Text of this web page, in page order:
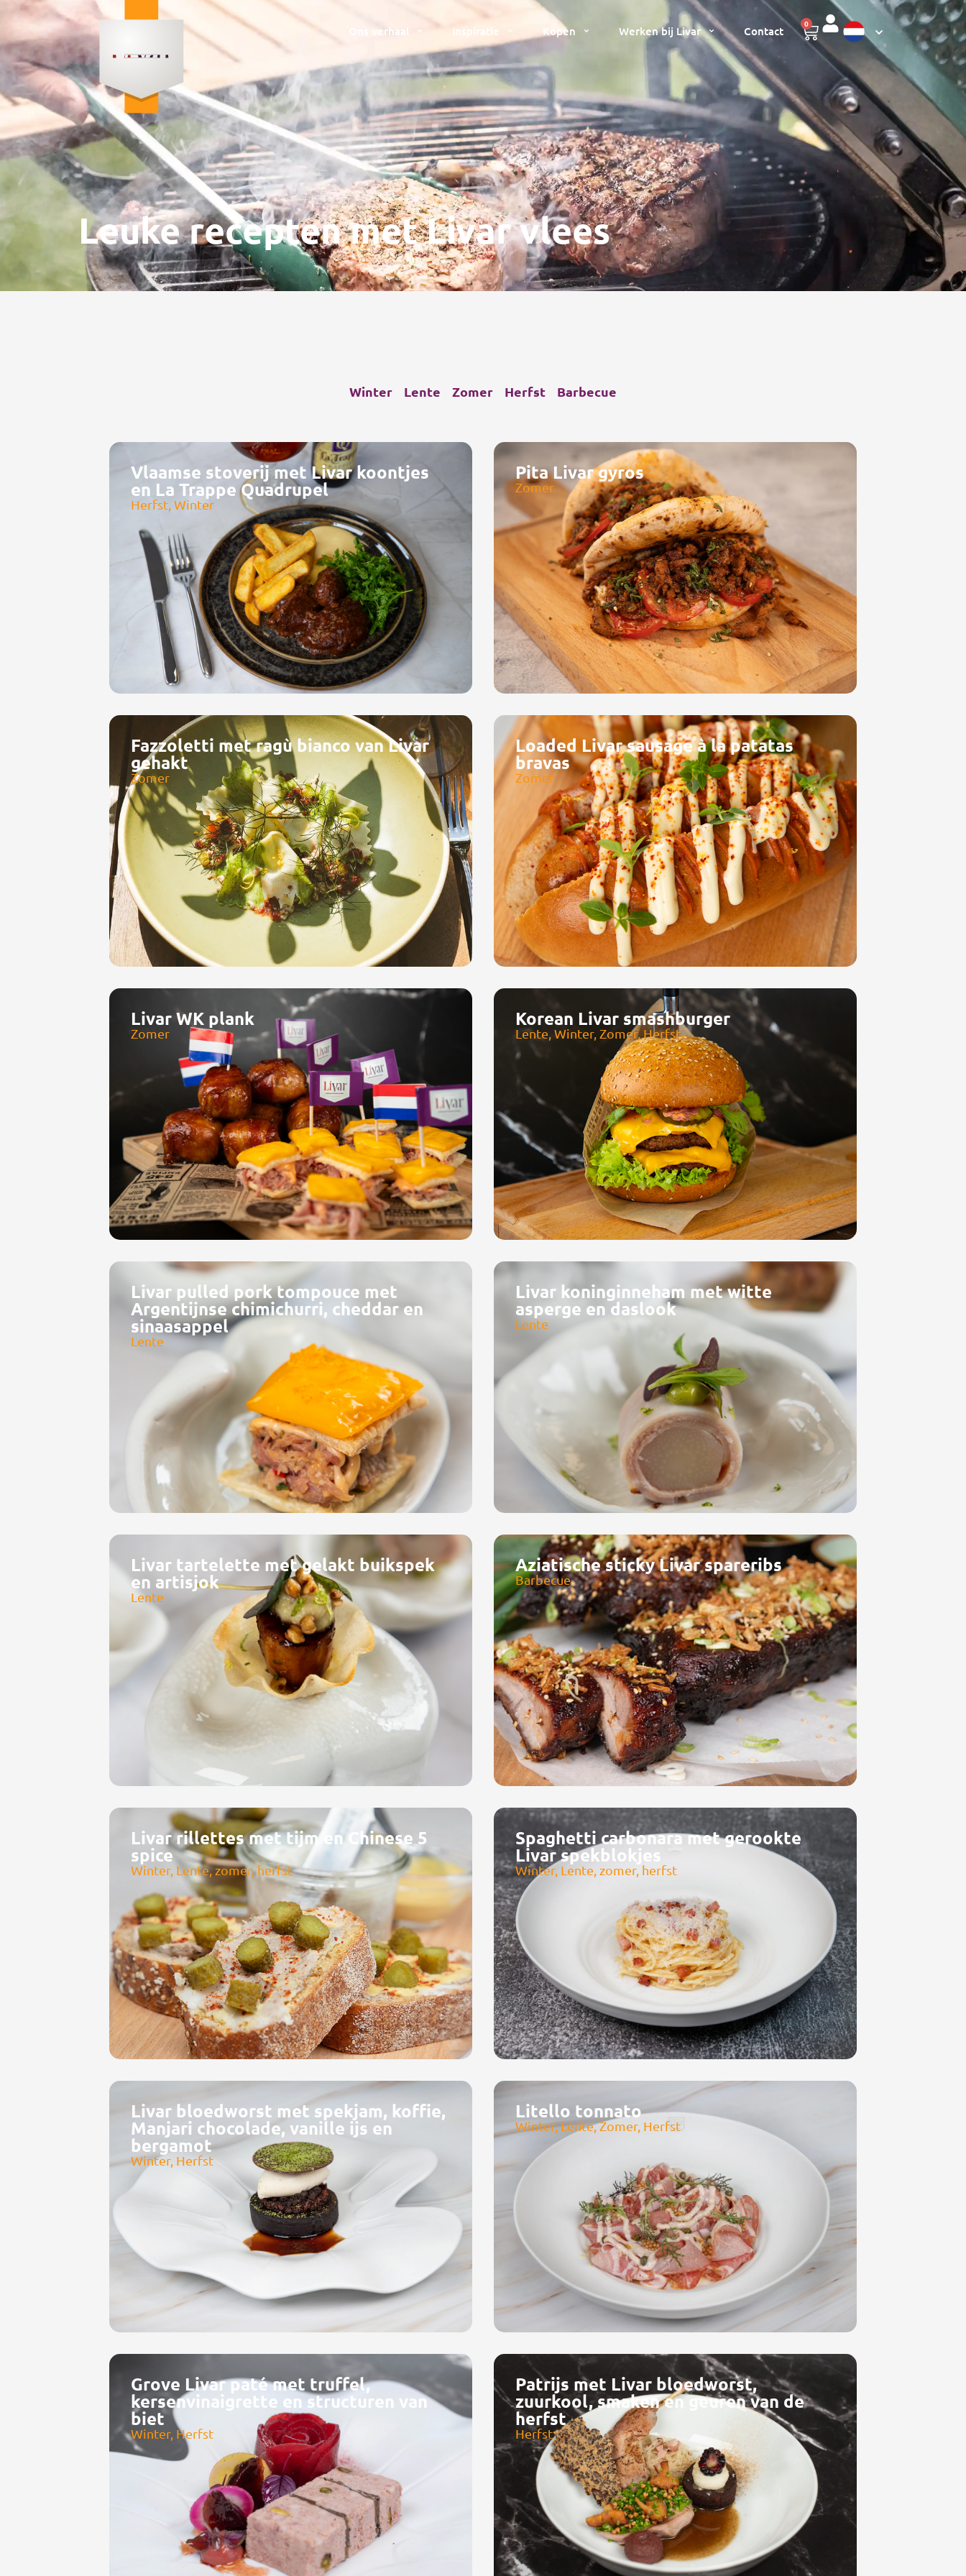
Ons verhaal Inspiratie Kopen Werken bij Livar Contact
0
Leuke recepten met Livar vlees
Winter Lente Zomer Herfst Barbecue
Vlaamse stoverij met Livar koontjes
en La Trappe Quadrupel
Herfst, Winter
Pita Livar gyros
Zomer
Fazzoletti met ragù bianco van Livar
gehakt
Zomer
Loaded Livar sausage à la patatas
bravas
Zomer
Livar WK plank
Zomer
Korean Livar smashburger
Lente, Winter, Zomer, Herfst
Livar pulled pork tompouce met
Argentijnse chimichurri, cheddar en
sinaasappel
Lente
Livar koninginneham met witte
asperge en daslook
Lente
Livar tartelette met gelakt buikspek
en artisjok
Lente
Aziatische sticky Livar spareribs
Barbecue
Livar rillettes met tijm en Chinese 5
spice
Winter, Lente, zomer, herfst
Spaghetti carbonara met gerookte
Livar spekblokjes
Winter, Lente, zomer, herfst
Livar bloedworst met spekjam, koffie,
Manjari chocolade, vanille ijs en
bergamot
Winter, Herfst
Litello tonnato
Winter, Lente, Zomer, Herfst
Grove Livar paté met truffel,
kersenvinaigrette en structuren van
biet
Winter, Herfst
Patrijs met Livar bloedworst,
zuurkool, smaken en geuren van de
herfst
Herfst